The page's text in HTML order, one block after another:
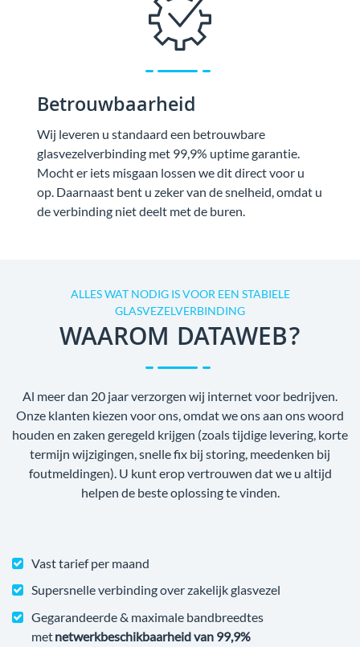
Betrouwbaarheid
Wij leveren u standaard een betrouwbare
glasvezelverbinding met 99,9% uptime garantie.
Mocht er iets misgaan lossen we dit direct voor u
op. Daarnaast bent u zeker van de snelheid, omdat u
de verbinding niet deelt met de buren.
ALLES WAT NODIG IS VOOR EEN STABIELE
GLASVEZELVERBINDING
WAAROM DATAWEB?
Al meer dan 20 jaar verzorgen wij internet voor bedrijven.
Onze klanten kiezen voor ons, omdat we ons aan ons woord
houden en zaken geregeld krijgen (zoals tijdige levering, korte
termijn wijzigingen, snelle fix bij storing, meedenken bij
foutmeldingen). U kunt erop vertrouwen dat we u altijd
helpen de beste oplossing te vinden.
Vast tarief per maand
Supersnelle verbinding over zakelijk glasvezel
Gegarandeerde & maximale bandbreedtes
metnetwerkbeschikbaarheid van 99,9%